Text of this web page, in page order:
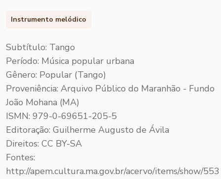
Instrumento melódico
Subtítulo: Tango
Período: Música popular urbana
Gênero: Popular (Tango)
Proveniência: Arquivo Público do Maranhão - Fundo
João Mohana (MA)
ISMN: 979-0-69651-205-5
Editoração: Guilherme Augusto de Ávila
Direitos: CC BY-SA
Fontes:
http://apem.cultura.ma.gov.br/acervo/items/show/553